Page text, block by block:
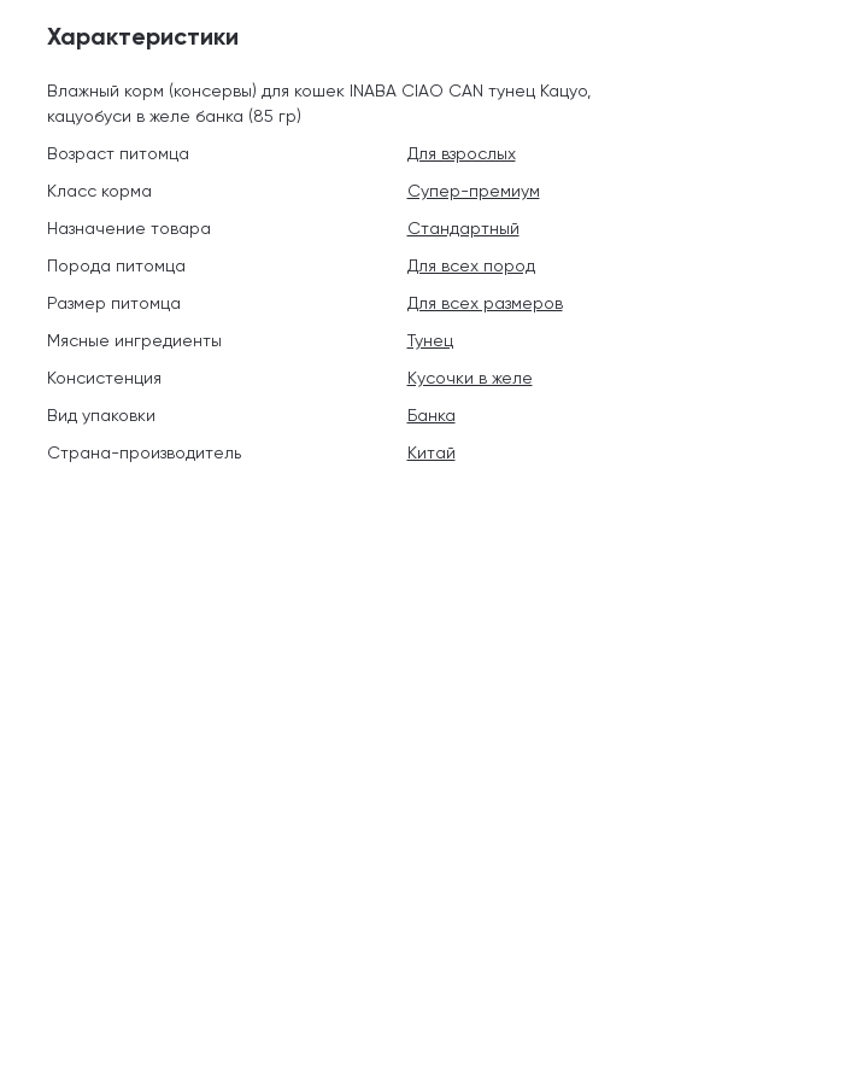
Характеристики
Влажный корм (консервы) для кошек INABA CIAO CAN тунец Кацуо,
кацуобуси в желе банка (85 гр)
Возраст питомца
Для взрослых
Класс корма
Супер-премиум
Назначение товара
Стандартный
Порода питомца
Для всех пород
Размер питомца
Для всех размеров
Мясные ингредиенты
Тунец
Консистенция
Кусочки в желе
Вид упаковки
Банка
Страна-производитель
Китай